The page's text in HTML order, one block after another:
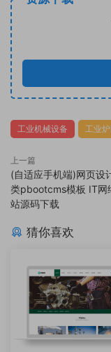
工业机械设备 工业
上一篇
(自适应手机端)网页设
类pbootcms模板 IT网
站源码下载
猜你喜欢